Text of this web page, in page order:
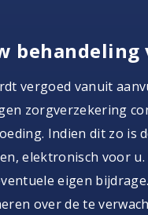
behandeling
vergoed vanuit
zorgverzekering
Indien dit zo is
elektronisch voor
eigen
over de te